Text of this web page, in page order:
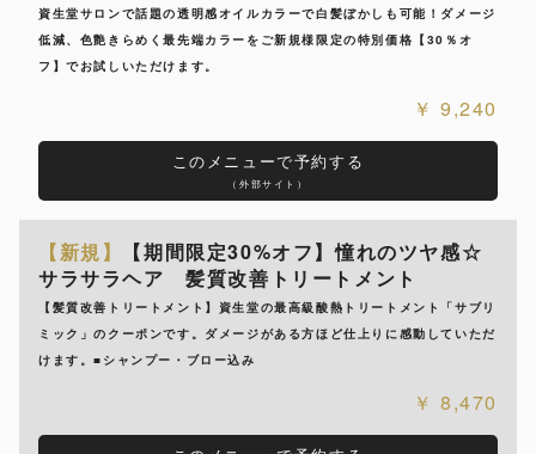
資生堂サロンで話題の透明感オイルカラーで白髪ぼかしも可能！ダメージ
低減、色艶きらめく最先端カラーをご新規様限定の特別価格【30％オ
フ】でお試しいただけます。
9,240
このメニューで予約する
（外部サイト）
【新規】
【期間限定30%オフ】憧れのツヤ感☆
サラサラヘア 髪質改善トリートメント
【髪質改善トリートメント】資生堂の最高級酸熱トリートメント「サブリ
ミック」のクーポンです。ダメージがある方ほど仕上りに感動していただ
けます。■シャンプー・ブロー込み
8,470